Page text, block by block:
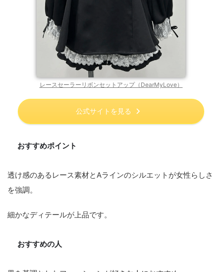
レースセーラーリボンセットアップ（DearMyLove）
公式サイトを見る
おすすめポイント
透け感のあるレース素材とAラインのシルエットが女性らしさ
を強調。
細かなディテールが上品です。
おすすめの人